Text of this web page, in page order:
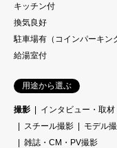
キッチン付
換気良好
駐車場有（コインパーキン
給湯室付
用途から選ぶ
撮影 インタビュー・取材
スチール撮影
モデル
雑誌・CM・PV撮影